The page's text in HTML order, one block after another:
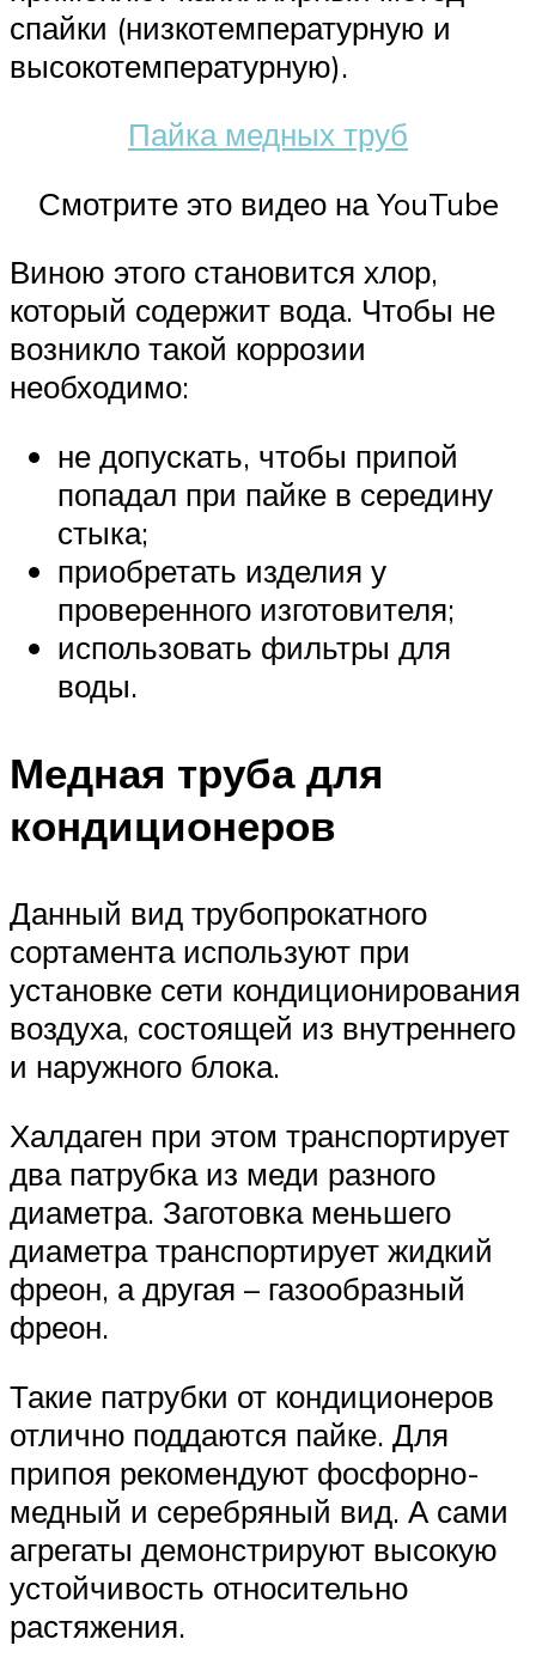
спайки (низкотемпературную и
высокотемпературную).
Пайка медных труб
Смотрите это видео на YouTube
Виною этого становится хлор,
который содержит вода. Чтобы не
возникло такой коррозии
необходимо:
не допускать, чтобы припой
попадал при пайке в середину
стыка;
приобретать изделия у
проверенного изготовителя;
использовать фильтры для
воды.
Медная труба для
кондиционеров
Данный вид трубопрокатного
сортамента используют при
установке сети кондиционирования
воздуха, состоящей из внутреннего
и наружного блока.
Халдаген при этом транспортирует
два патрубка из меди разного
диаметра. Заготовка меньшего
диаметра транспортирует жидкий
фреон, а другая – газообразный
фреон.
Такие патрубки от кондиционеров
отлично поддаются пайке. Для
припоя рекомендуют фосфорно-
медный и серебряный вид. А сами
агрегаты демонстрируют высокую
устойчивость относительно
растяжения.